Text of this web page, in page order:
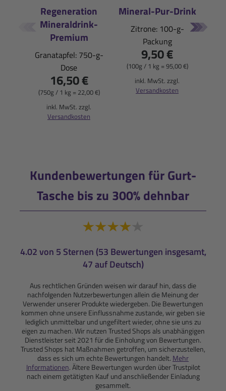
Regeneration
Mineraldrink-
Premium
Granatapfel: 750-g-
Dose
16,50 €
(750g / 1 kg = 22,00 €)
inkl. MwSt. zzgl.
Versandkosten
Mineral-Pur-Drink
Zitrone: 100-g-
Packung
9,50 €
(100g / 1 kg = 95,00 €)
inkl. MwSt. zzgl.
Versandkosten
Kundenbewertungen für Gurt-
Tasche bis zu 300% dehnbar
4.02 von 5 Sternen (53 Bewertungen insgesamt,
47 auf Deutsch)
Aus rechtlichen Gründen weisen wir darauf hin, dass die
nachfolgenden Nutzerbewertungen allein die Meinung der
Verwender unserer Produkte wiedergeben. Die Bewertungen
kommen ohne unsere Einflussnahme zustande, wir geben sie
lediglich unmittelbar und ungefiltert wieder, ohne sie uns zu
eigen zu machen. Wir nutzen Trusted Shops als unabhängigen
Dienstleister seit 2021 für die Einholung von Bewertungen.
Trusted Shops hat Maßnahmen getroffen, um sicherzustellen,
dass es sich um echte Bewertungen handelt. Mehr
Informationen. Ältere Bewertungen wurden über Trustpilot
nach einem getätigten Kauf und anschließender Einladung
gesammelt.